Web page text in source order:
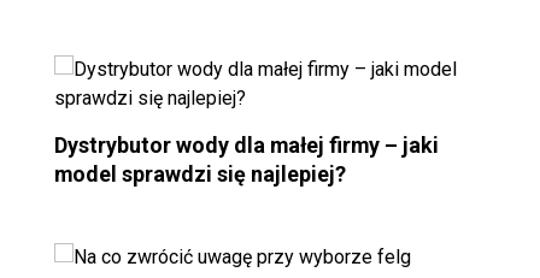
Dystrybutor wody dla małej firmy – jaki
model sprawdzi się najlepiej?